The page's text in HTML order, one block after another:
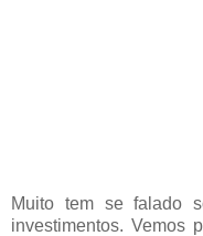
Muito tem se falado
investimentos. Vemos